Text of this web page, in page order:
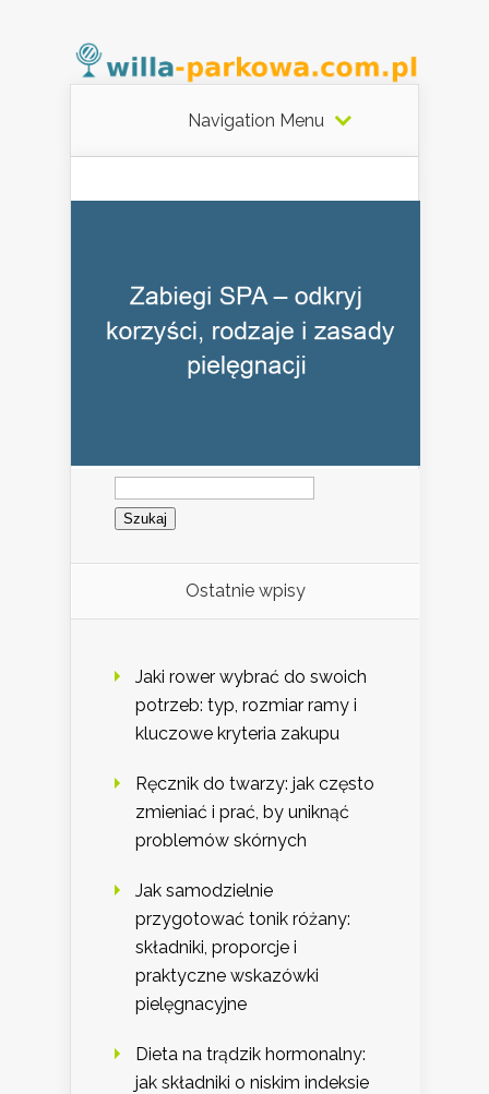
Navigation Menu
Szukaj:
Ostatnie wpisy
Jaki rower wybrać do swoich
potrzeb: typ, rozmiar ramy i
kluczowe kryteria zakupu
Ręcznik do twarzy: jak często
zmieniać i prać, by uniknąć
problemów skórnych
Jak samodzielnie
przygotować tonik różany:
składniki, proporcje i
praktyczne wskazówki
pielęgnacyjne
Dieta na trądzik hormonalny:
jak składniki o niskim indeksie